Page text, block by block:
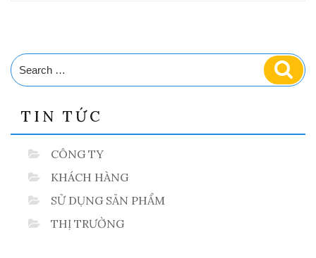
Hãng
Search
for:
TIN TỨC
CÔNG TY
KHÁCH HÀNG
SỬ DỤNG SẢN PHẨM
THỊ TRƯỜNG